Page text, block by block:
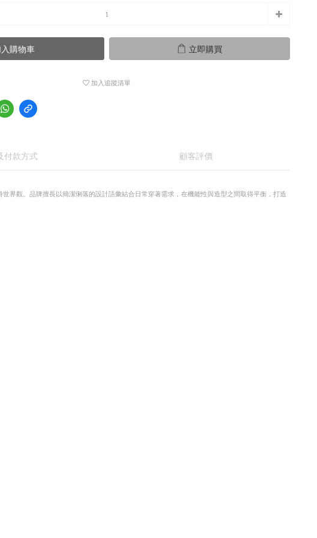
購物車 立即購買
加入追蹤清單
付款方式 顧客評價
界觀。品牌擅長以簡潔俐落的設計語彙結合日常穿著需求，在機能性與造型之間取得平衡，打造